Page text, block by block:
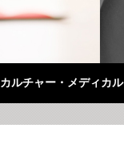
カルチャー・メディカル